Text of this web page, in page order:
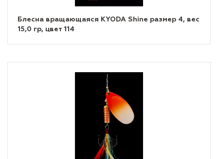
Блесна вращающаяся KYODA Shine размер 4, вес
15,0 гр, цвет 114